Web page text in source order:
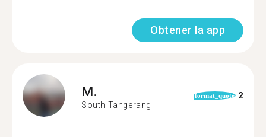
Obtener la app
M.
South Tangerang
format_quote 2